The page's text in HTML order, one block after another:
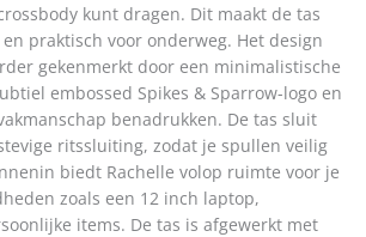
kunt dragen. Dit maakt de tas
praktisch voor onderweg. Het design
gekenmerkt door een minimalistische
embossed Spikes & Sparrow-logo en
benadrukken. De tas sluit
ritssluiting, zodat je spullen veilig
biedt Rachelle volop ruimte voor je
zoals een 12 inch laptop,
items. De tas is afgewerkt met